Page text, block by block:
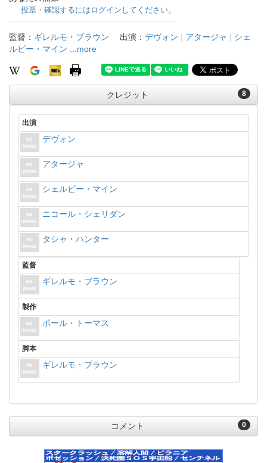
投票・確認するにはログインしてください。
監督： ギレルモ・ブラウン 出演： デヴォン | アタージャ | シェ
ルビー・マイン
...more
8
クレジット
出演
デヴォン
アタージャ
シェルビー・マイン
ニコール・シェリダン
タシャ・ハンター
監督
ギレルモ・ブラウン
製作
ポール・トーマス
脚本
ギレルモ・ブラウン
0
コメント